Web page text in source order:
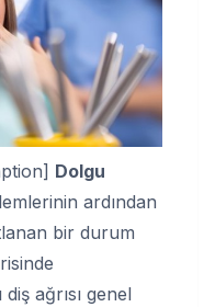
Dolgu
ardından
bir durum
ağrısı genel